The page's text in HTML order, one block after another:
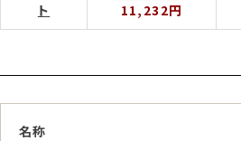
ト
11,232円
名称